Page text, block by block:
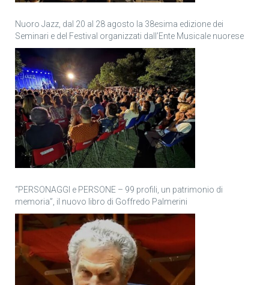
Nuoro Jazz, dal 20 al 28 agosto la 38esima edizione dei
Seminari e del Festival organizzati dall’Ente Musicale nuorese
“PERSONAGGI e PERSONE – 99 profili, un patrimonio di
memoria”, il nuovo libro di Goffredo Palmerini